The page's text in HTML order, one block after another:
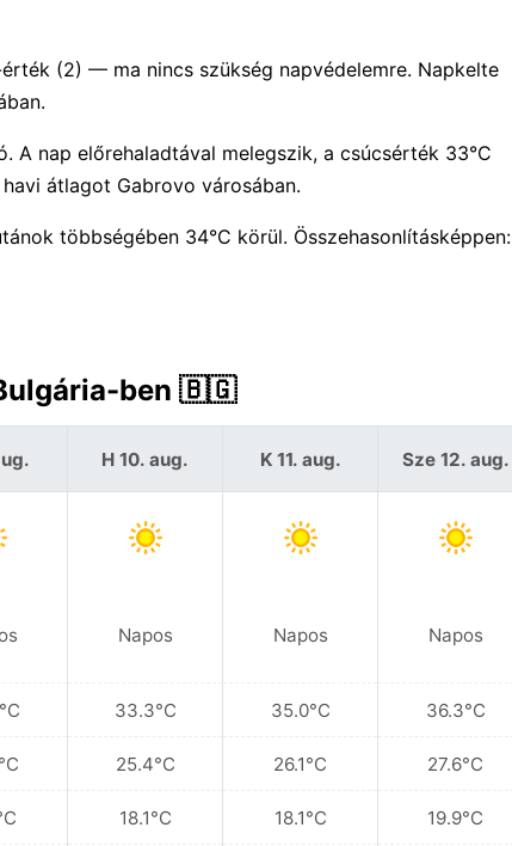
(2) — ma nincs szükség napvédelemre. Napkelte
A nap előrehaladtával melegszik, a csúcsérték 33°C
átlagot Gabrovo városában.
többségében 34°C körül. Összehasonlításképpen:
ben 🇧🇬
H 10. aug.
Napos
33.3°C
25.4°C
18.1°C
K 11. aug.
Napos
35.0°C
26.1°C
18.1°C
Sze 12. aug.
Napos
36.3°C
27.6°C
19.9°C